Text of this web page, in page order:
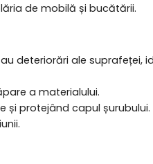
de mobilă și bucătării.
deteriorări ale suprafeței,
a materialului.
și protejând capul șurubului.